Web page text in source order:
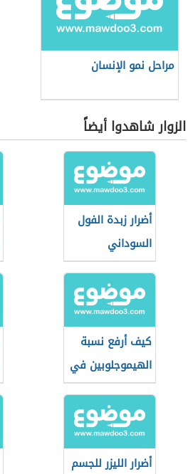
مراحل نمو الإنسان
الزوار شاهدوا أيضاً
أضرار زبدة الفول
السوداني
كيف أرفع نسبة
الهيموجلوبين في
الدم
أضرار الليزر للجسم